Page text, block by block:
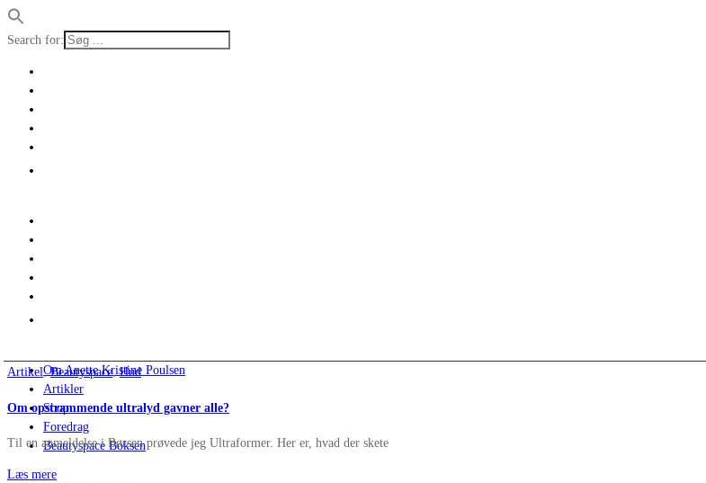
Search for:
Om Anette Kristine Poulsen
Artikler
Shop
Foredrag
Beautyspace Boksen
Artikel,Beautyspace,Hud
Om opstrammende ultralyd gavner alle?
Til en anmeldelse i Børsen prøvede jeg Ultraformer. Her er, hvad der skete
Læs mere